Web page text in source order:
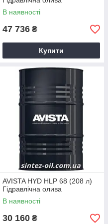
В наявності
47 736 ₴
Купити
AVISTA HYD HLP 68 (208 л)
Гідравлічна олива
В наявності
30 160 ₴